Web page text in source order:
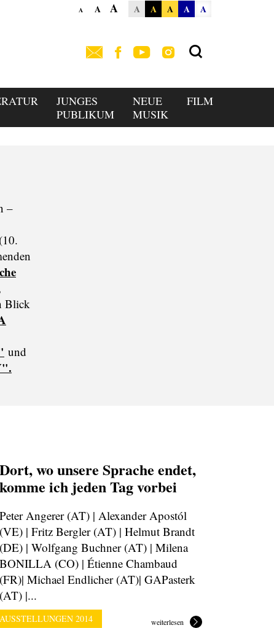
A A A A A A A A
JUNGES
PUBLIKUM
NEUE
MUSIK
FILM
–
Blick
und
AUSSTELLUNGEN 2014
Dort, wo unsere Sprache endet,
komme ich jeden Tag vorbei
Peter Angerer (AT) | Alexander Apostól
(VE) | Fritz Bergler (AT) | Helmut Brandt
(DE) | Wolfgang Buchner (AT) | Milena
BONILLA (CO) | Étienne Chambaud
(FR)| Michael Endlicher (AT)| GAPasterk
(AT) |...
weiterlesen